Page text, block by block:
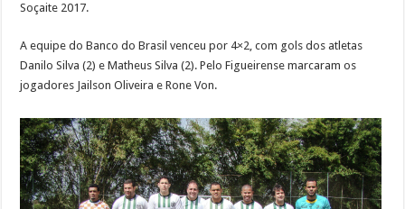
Soçaite 2017.
A equipe do Banco do Brasil venceu por 4×2, com gols dos atletas
Danilo Silva (2) e Matheus Silva (2). Pelo Figueirense marcaram os
jogadores Jailson Oliveira e Rone Von.